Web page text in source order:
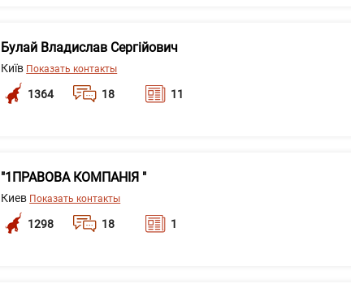
Булай Владислав Сергійович
Київ Показать контакты
1364 18 11
"1ПРАВОВА КОМПАНІЯ "
Киев Показать контакты
1298 18 1